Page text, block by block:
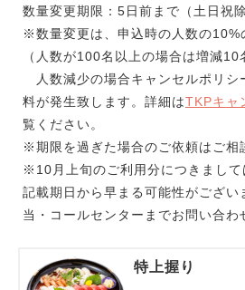
数量変更期限：5日前まで（土日祝除
※数量変更は、申込時の人数の10%
（人数が100名以上の場合は増減10
人数減少の場合キャンセルポリシ
料が発生致します。詳細はTKPキャ
覧ください。
※期限を過ぎた場合のご依頼はご相
※10月上旬のご利用分につきまし
記載期日から早まる可能性がござい
当・コールセンターまでお問い合わ
特上握り